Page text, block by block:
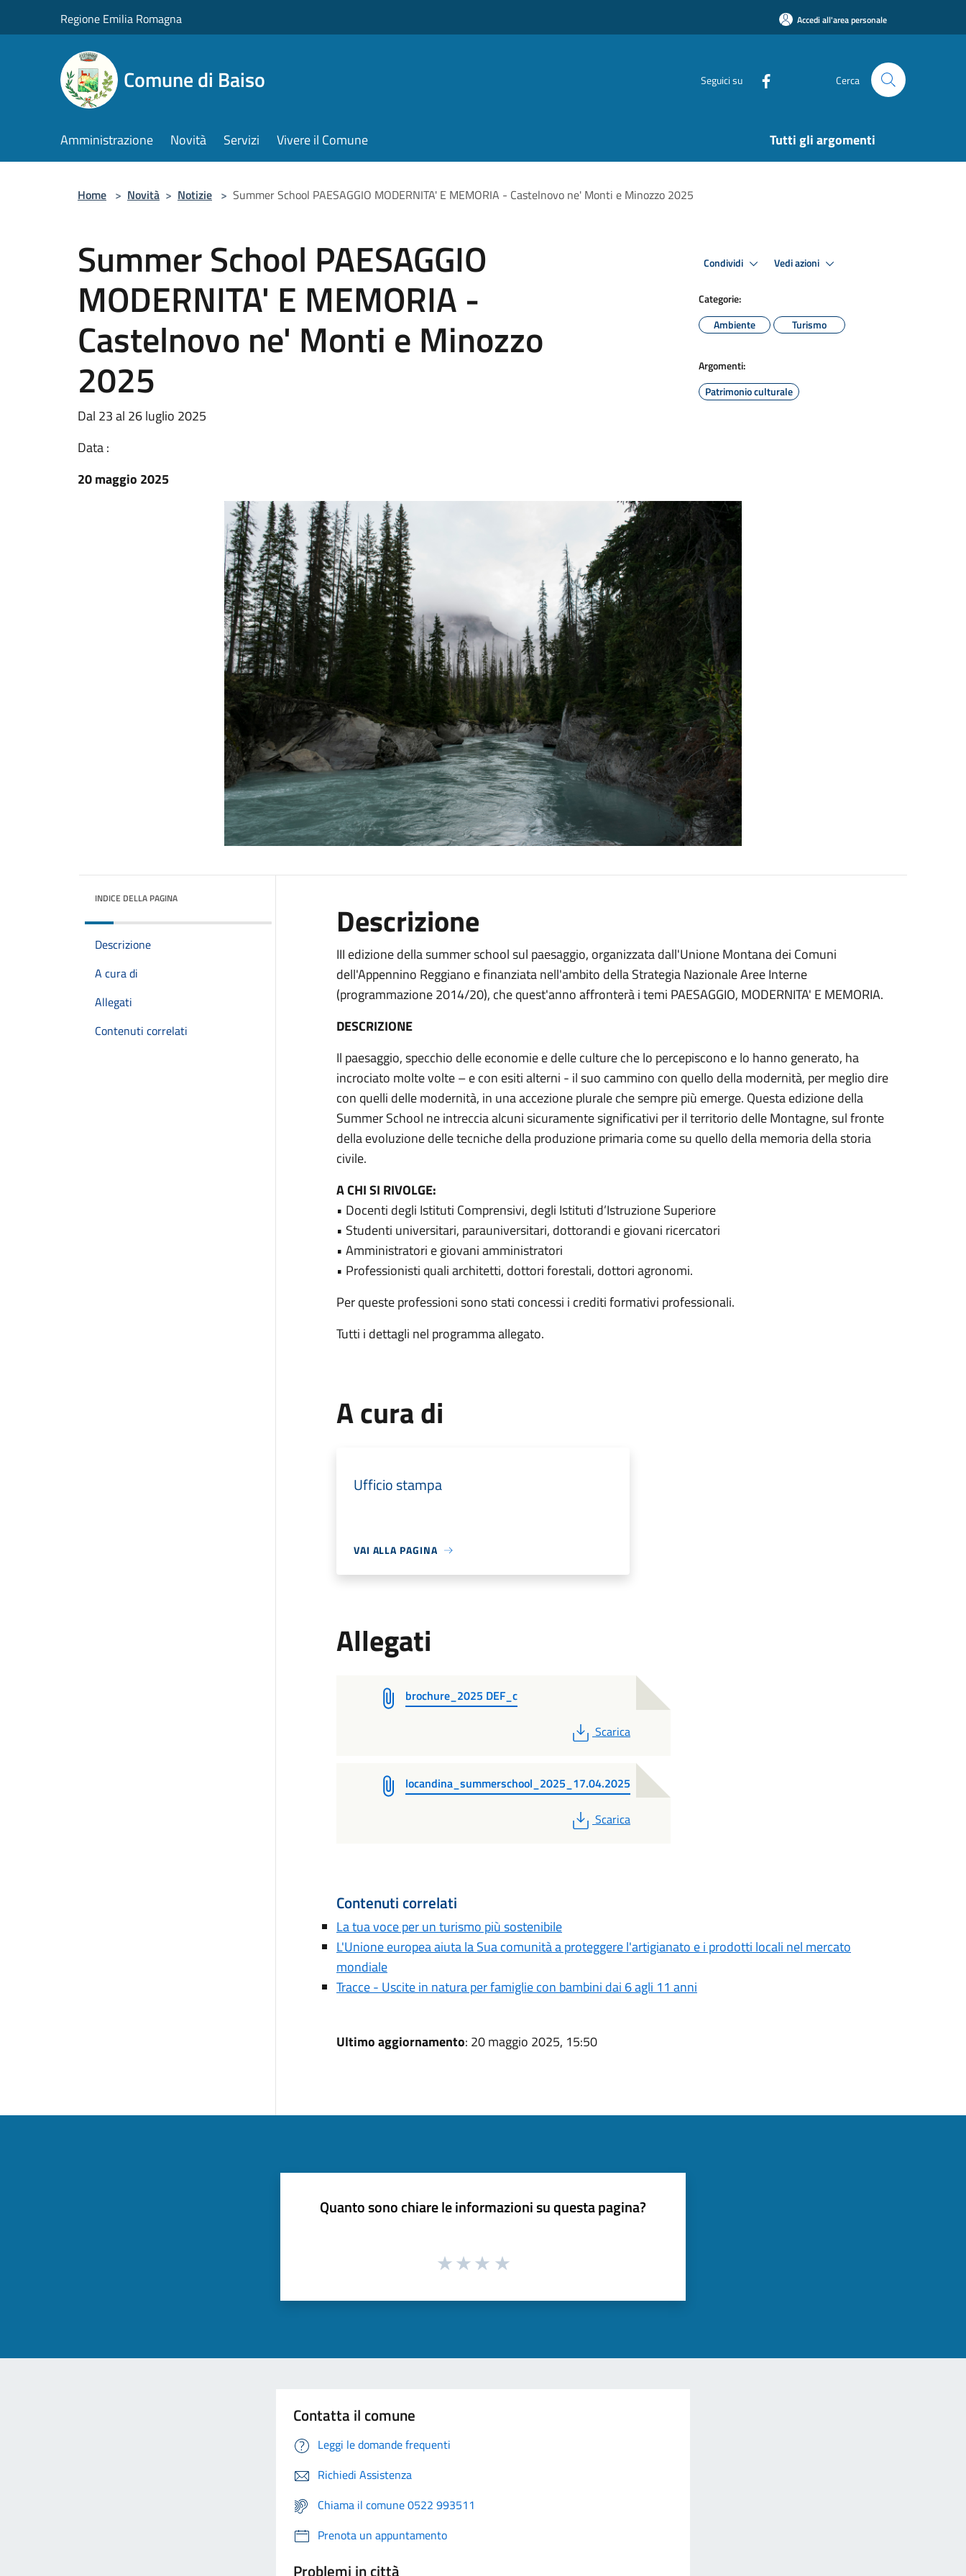
Regione Emilia Romagna Accedi all'area personale
Comune di Baiso Seguici su Cerca
Amministrazione Novità Servizi Vivere il Comune Tutti gli argomenti
Home > Novità > Notizie > Summer School PAESAGGIO MODERNITA' E MEMORIA - Castelnovo ne' Monti e Minozzo 2025
Summer School PAESAGGIO
MODERNITA' E MEMORIA -
Castelnovo ne' Monti e Minozzo
2025
Dal 23 al 26 luglio 2025
Data :
20 maggio 2025
Condividi Vedi azioni
Categorie:
Ambiente
Turismo
Argomenti:
Patrimonio culturale
INDICE DELLA PAGINA
Descrizione
A cura di
Allegati
Contenuti correlati
Descrizione
III edizione della summer school sul paesaggio, organizzata dall'Unione Montana dei Comuni
dell'Appennino Reggiano e finanziata nell'ambito della Strategia Nazionale Aree Interne
(programmazione 2014/20), che quest'anno affronterà i temi PAESAGGIO, MODERNITA' E MEMORIA.
DESCRIZIONE
Il paesaggio, specchio delle economie e delle culture che lo percepiscono e lo hanno generato, ha
incrociato molte volte – e con esiti alterni - il suo cammino con quello della modernità, per meglio dire
con quelli delle modernità, in una accezione plurale che sempre più emerge. Questa edizione della
Summer School ne intreccia alcuni sicuramente significativi per il territorio delle Montagne, sul fronte
della evoluzione delle tecniche della produzione primaria come su quello della memoria della storia
civile.
A CHI SI RIVOLGE:
• Docenti degli Istituti Comprensivi, degli Istituti d’Istruzione Superiore
• Studenti universitari, parauniversitari, dottorandi e giovani ricercatori
• Amministratori e giovani amministratori
• Professionisti quali architetti, dottori forestali, dottori agronomi.
Per queste professioni sono stati concessi i crediti formativi professionali.
Tutti i dettagli nel programma allegato.
A cura di
Ufficio stampa
VAI ALLA PAGINA
Allegati
brochure_2025 DEF_c
PDF
Scarica
locandina_summerschool_2025_17.04.2025
PDF
Scarica
Contenuti correlati
La tua voce per un turismo più sostenibile
L'Unione europea aiuta la Sua comunità a proteggere l'artigianato e i prodotti locali nel mercato
mondiale
Tracce - Uscite in natura per famiglie con bambini dai 6 agli 11 anni
Ultimo aggiornamento: 20 maggio 2025, 15:50
Quanto sono chiare le informazioni su questa pagina?
Contatta il comune
Leggi le domande frequenti
Richiedi Assistenza
Chiama il comune 0522 993511
Prenota un appuntamento
Problemi in città